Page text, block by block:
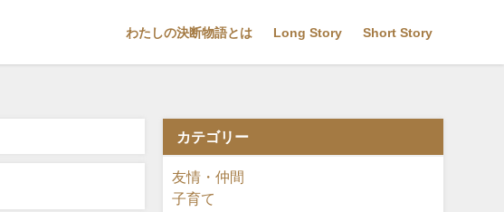
わたしの決断物語とは Long Story Short Story
カテゴリー
友情・仲間
子育て